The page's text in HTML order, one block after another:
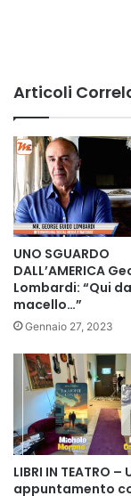
Articoli
UNO SGUARDO
DALL’AMERICA
Lombardi: “Qui
macello…”
Gennaio 27, 2023
LIBRI IN TEATRO
appuntamento